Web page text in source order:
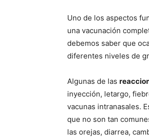
Uno de los aspectos
una vacunación
debemos saber que
diferentes niveles de
Algunas de las
inyección, letargo,
vacunas intranasales.
que no son tan
las orejas, diarrea,